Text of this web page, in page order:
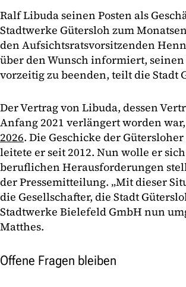
Ralf Libuda seinen Posten als
Stadtwerke Gütersloh zum
den Aufsichtsratsvorsitzenden
über den Wunsch informiert,
vorzeitig zu beenden, teilt die Stadt
Der Vertrag von Libuda, dessen
Anfang 2021 verlängert worden war,
2026. Die Geschicke der
leitete er seit 2012. Nun wolle er
beruflichen Herausforderungen
der Pressemitteilung. „Mit dieser
die Gesellschafter, die Stadt
Stadtwerke Bielefeld GmbH nun
Matthes.
Offene Fragen bleiben